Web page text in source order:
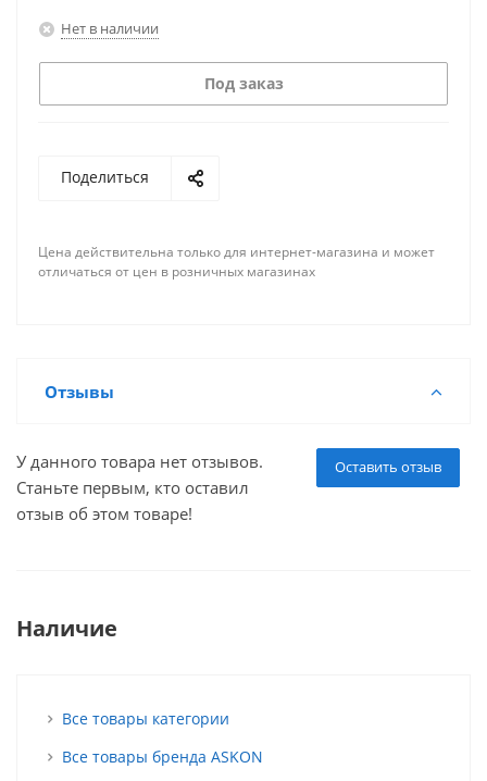
Нет в наличии
Под заказ
Поделиться
Цена действительна только для интернет-магазина и может
отличаться от цен в розничных магазинах
Отзывы
Оставить отзыв
У данного товара нет отзывов.
Станьте первым, кто оставил
отзыв об этом товаре!
Наличие
Все товары категории
Все товары бренда ASKON